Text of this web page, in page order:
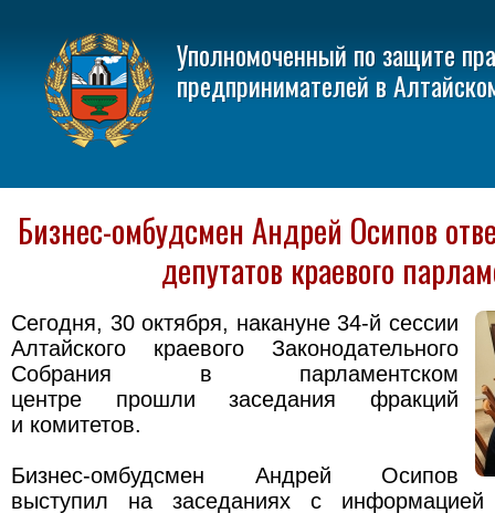
Уполномоченный по защите
предпринимателей в
Бизнес-омбудсмен Андрей Осипов
депутатов краевого
Сегодня, 30 октября, накануне 34-й сессии
Алтайского краевого Законодательного
Собрания в парламентском
центре прошли заседания фракций
и комитетов.
Бизнес-омбудсмен Андрей Осипов
выступил на заседаниях с информацией